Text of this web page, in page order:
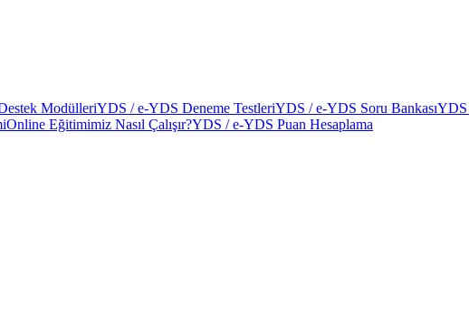
ModülleriYDS / e-YDS Deneme TestleriYDS / e-YDS Soru BankasıYDS
Online Eğitimimiz Nasıl Çalışır?YDS / e-YDS Puan Hesaplama